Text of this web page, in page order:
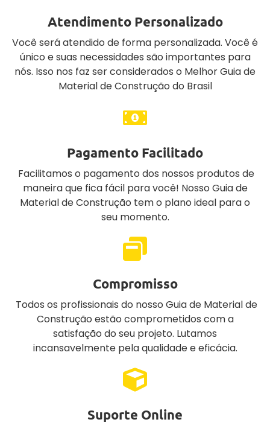
Atendimento Personalizado
Você será atendido de forma personalizada. Você é
único e suas necessidades são importantes para
nós. Isso nos faz ser considerados o Melhor Guia de
Material de Construção do Brasil
Pagamento Facilitado
Facilitamos o pagamento dos nossos produtos de
maneira que fica fácil para você! Nosso Guia de
Material de Construção tem o plano ideal para o
seu momento.
Compromisso
Todos os profissionais do nosso Guia de Material de
Construção estão comprometidos com a
satisfação do seu projeto. Lutamos
incansavelmente pela qualidade e eficácia.
Suporte Online